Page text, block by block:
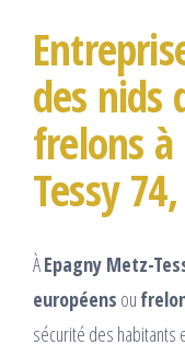
des nids
frelons à
Tessy 74,
ÀEpagny Metz-
européens ou
sécurité des habitants